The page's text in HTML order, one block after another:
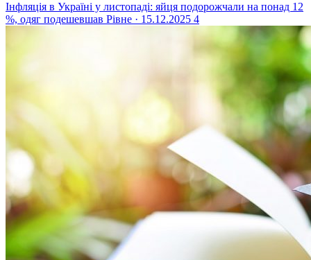
Інфляція в Україні у листопаді: яйця подорожчали на понад 12
%, одяг подешевшав Рівне · 15.12.2025 4